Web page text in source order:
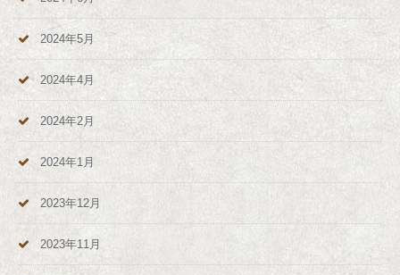
2024年5月
2024年4月
2024年2月
2024年1月
2023年12月
2023年11月